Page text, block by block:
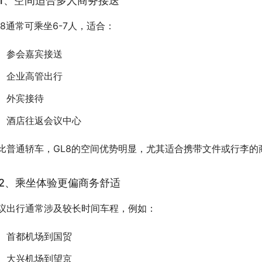
通常可乘坐6-7人，适合：
参会嘉宾接送
企业高管出行
外宾接待
酒店往返会议中心
普通轿车，GL8的空间优势明显，尤其适合携带文件或行李的
、乘坐体验更偏商务舒适
出行通常涉及较长时间车程，例如：
首都机场到国贸
大兴机场到望京